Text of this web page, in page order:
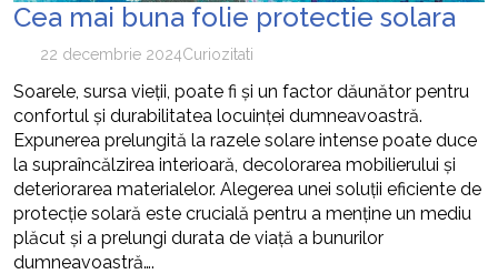
Cea mai buna folie protectie solara
22 decembrie 2024Curiozitati
Soarele, sursa vieții, poate fi și un factor dăunător pentru
confortul și durabilitatea locuinței dumneavoastră.
Expunerea prelungită la razele solare intense poate duce
la supraîncălzirea interioară, decolorarea mobilierului și
deteriorarea materialelor. Alegerea unei soluții eficiente de
protecție solară este crucială pentru a menține un mediu
plăcut și a prelungi durata de viață a bunurilor
dumneavoastră….